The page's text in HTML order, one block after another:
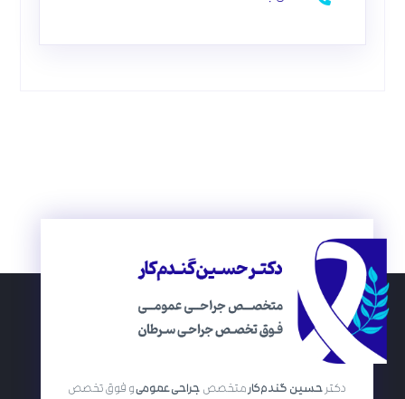
دکترحسین گندم‌کارمتخصص جراحی عمومیو فوق تخصص